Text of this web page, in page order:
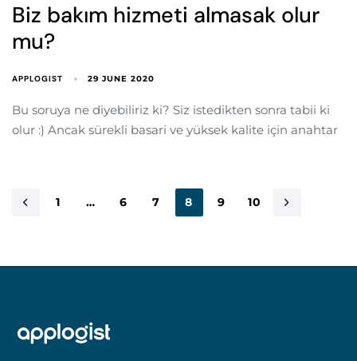
Biz bakım hizmeti almasak olur
mu?
APPLOGIST 29 JUNE 2020
Bu soruya ne diyebiliriz ki? Siz istedikten sonra tabii ki
olur :) Ancak sürekli basari ve yüksek kalite için anahtar
1 … 6 7 8 9 10